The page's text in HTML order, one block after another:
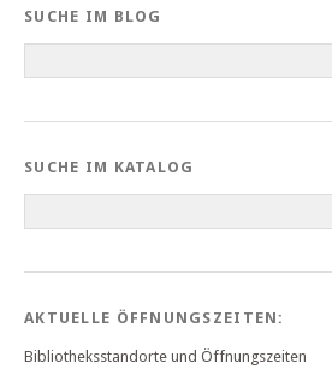
SUCHE IM BLOG
SUCHE IM KATALOG
AKTUELLE ÖFFNUNGSZEITEN:
Bibliotheksstandorte und Öffnungszeiten